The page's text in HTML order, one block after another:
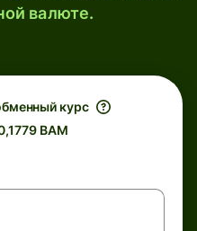
валюте.
курс
BAM